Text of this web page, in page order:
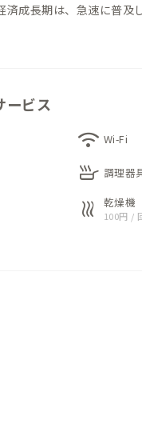
済成長期は、急速に普及
は多くの方々に愛されて
の詰まった家を新たな形
建物なのです。この家の
がら「新たなストーリー
主の願いです。
法】
方、のんびり読書をされ
クセスできます。いわゆ
の施設情報】
ービス
wifi Wi-Fi
skillet 調理器
heat 乾燥機
100円 /